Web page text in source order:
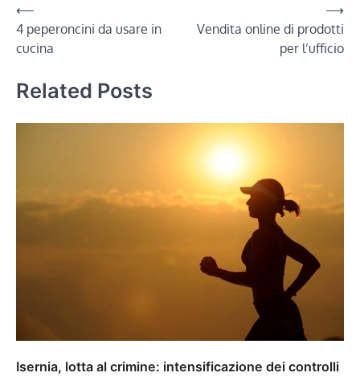
Navigazione
articoli
⟵
4 peperoncini da usare in
cucina
Vendita online di prodotti
per l’ufficio
⟶
Related Posts
Isernia, lotta al crimine: intensificazione dei controlli